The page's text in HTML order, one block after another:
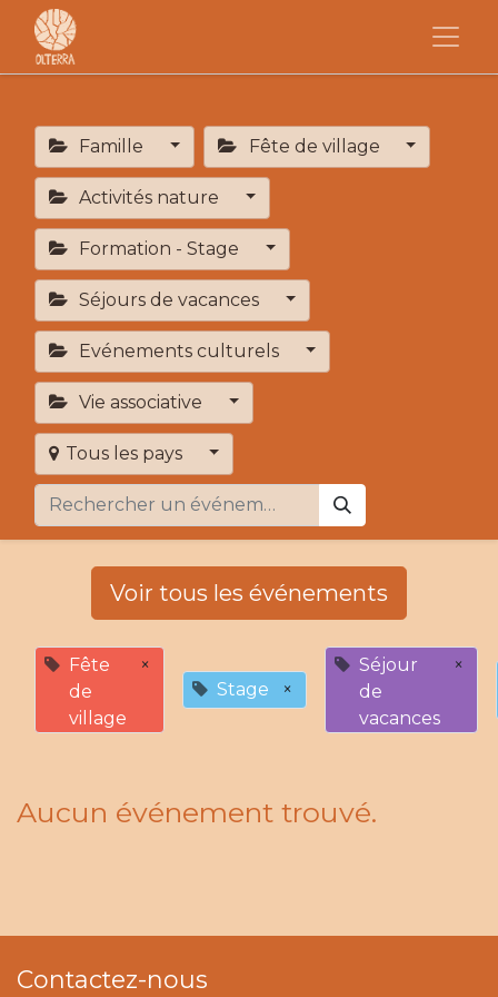
Famille Fête de village
Activités nature
Formation - Stage
Séjours de vacances
Evénements culturels
Vie associative
Tous les pays
Voir tous les événements
Fête
de
village
×
Stage
×
Séjour
de
vacances
×
Aucun événement trouvé.
Contactez-nous